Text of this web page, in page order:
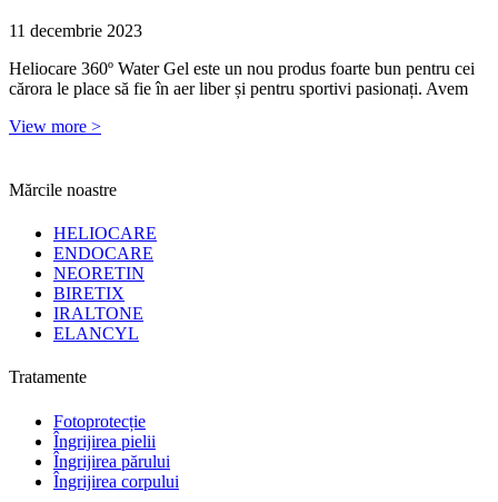
11 decembrie 2023
Heliocare 360º Water Gel este un nou produs foarte bun pentru cei
cărora le place să fie în aer liber și pentru sportivi pasionați. Avem
View more >
Mărcile noastre
HELIOCARE
ENDOCARE
NEORETIN
BIRETIX
IRALTONE
ELANCYL
Tratamente
Fotoprotecție
Îngrijirea pielii
Îngrijirea părului
Îngrijirea corpului